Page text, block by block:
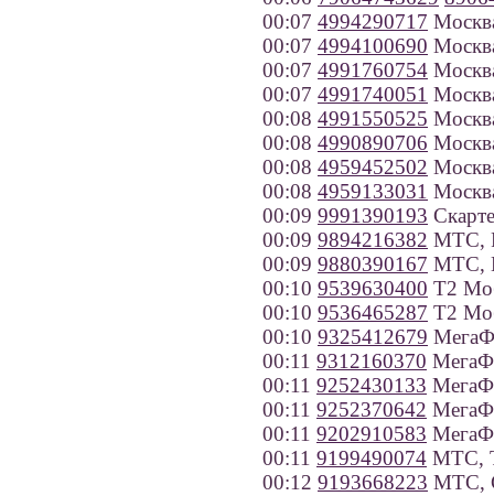
00:07 4994290717
00:07 4994100690
00:07 4991760754
00:07 4991740051
00:08 4991550525
00:08 4990890706
00:08 4959452502
00:08 4959133031
00:09 9991390193
00:09 9894216382 МТС,
00:09 9880390167 МТС,
00:10 9539630400 Т2
00:10 9536465287 Т2
00:10 9325412679
00:11 9312160370
00:11 9252430133
00:11 9252370642
00:11 9202910583
00:11 9199490074 МТС,
00:12 9193668223 МТС,